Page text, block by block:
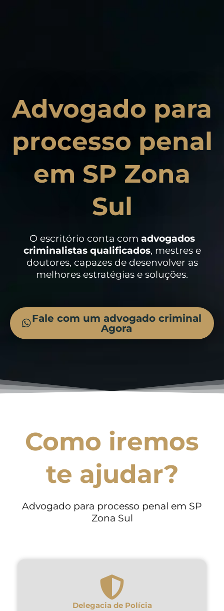
Advogado para
processo penal
em SP Zona
Sul
O escritório conta com advogados
criminalistasqualificados, mestres e
doutores, capazes de desenvolver as
melhores estratégias e soluções.
Fale com um advogado criminal
Agora
Como iremos
te ajudar?
Advogado para processo penal em SP
Zona Sul
Delegacia de Polícia